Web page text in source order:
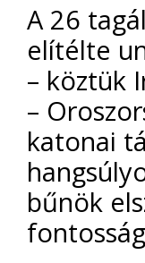
A 26
elítélte
– köztük
–
katonai
bűnök